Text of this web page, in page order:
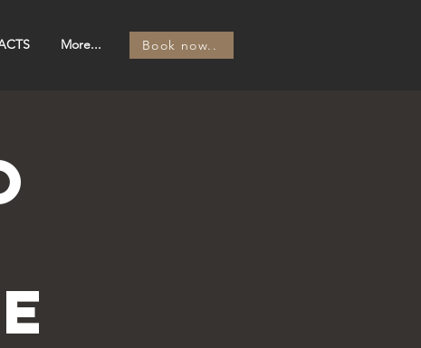
More... Book now..